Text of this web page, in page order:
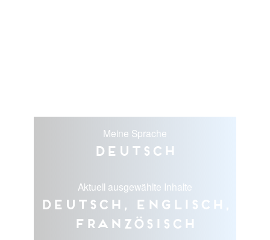
Meine Sprache
Deutsch
Aktuell ausgewählte Inhalte
Deutsch, Englisch,
Französisch